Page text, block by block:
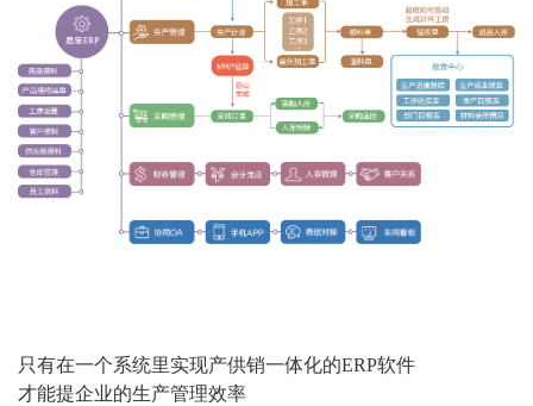
只有在一个系统里实现产供销一体化的ERP软件
才能提企业的生产管理效率